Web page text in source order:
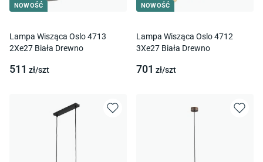
NOWOŚĆ
Lampa Wisząca Oslo 4713
2Xe27 Biała Drewno
511 zł/szt
NOWOŚĆ
Lampa Wisząca Oslo 4712
3Xe27 Biała Drewno
701 zł/szt